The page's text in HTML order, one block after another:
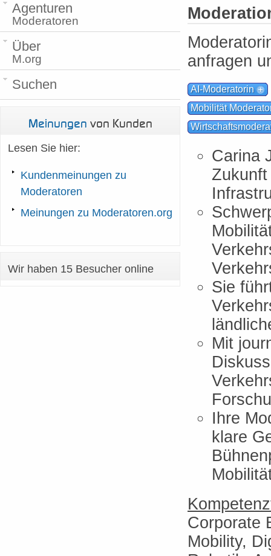
anfragen
AI-Moderatorin
Mobilität
Carina
Sie
Mit
Ihre
klare
Corporate
Mobility,
Agenturen
Moderatoren
Über
M.org
Suchen
Meinungen von Kunden
Lesen Sie hier:
Kundenmeinungen zu
Moderatoren
Meinungen zu Moderatoren.org
Wir haben 15 Besucher online